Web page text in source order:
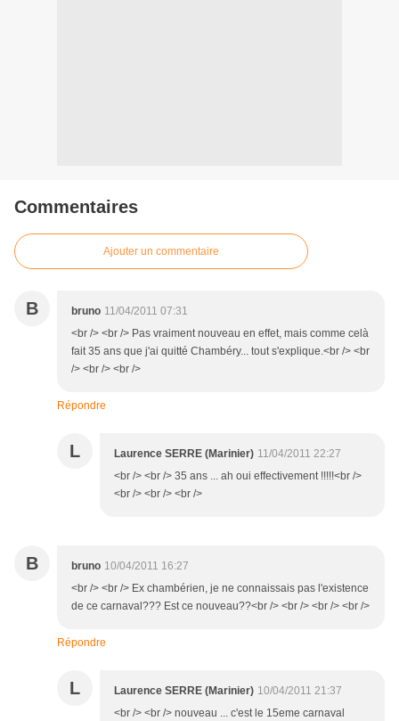
Commentaires
Ajouter un commentaire
B bruno 11/04/2011 07:31
<br /> <br /> Pas vraiment nouveau en effet, mais comme celà
fait 35 ans que j'ai quitté Chambéry... tout s'explique.<br /> <br
/> <br /> <br />
Répondre
L Laurence SERRE (Marinier) 11/04/2011 22:27
<br /> <br /> 35 ans ... ah oui effectivement !!!!!<br />
<br /> <br /> <br />
B bruno 10/04/2011 16:27
<br /> <br /> Ex chambérien, je ne connaissais pas l'existence
de ce carnaval??? Est ce nouveau??<br /> <br /> <br /> <br />
Répondre
L Laurence SERRE (Marinier) 10/04/2011 21:37
<br /> <br /> nouveau ... c'est le 15eme carnaval